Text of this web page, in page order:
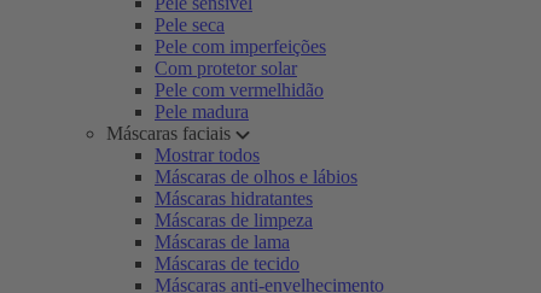
Pele seca
Pele com imperfeições
Com protetor solar
Pele com vermelhidão
Pele madura
Máscaras faciais
Mostrar todos
Máscaras de olhos e lábios
Máscaras hidratantes
Máscaras de limpeza
Máscaras de lama
Máscaras de tecido
Máscaras anti-envelhecimento